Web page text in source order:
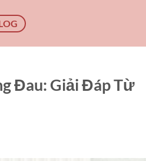
Đau: Giải Đáp Từ